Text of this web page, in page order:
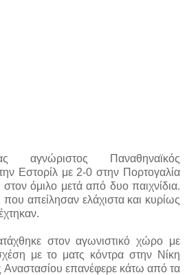
αγνώριστος Παναθηναϊκός
Εστορίλ με 2-0 στην Πορτογαλία
στον όμιλο μετά από δυο παιχνίδια.
που απείλησαν ελάχιστα και κυρίως
στον αγωνιστικό χώρο με
με το ματς κόντρα στην Νίκη
επανέφερε κάτω από τα